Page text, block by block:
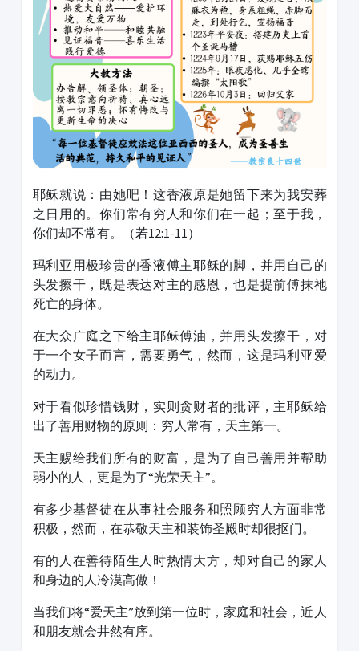
耶稣就说：由她吧！这香液原是她留下来为我安葬
之日用的。你们常有穷人和你们在一起；至于我，
你们却不常有。（若12:1-11）
玛利亚用极珍贵的香液傅主耶稣的脚，并用自己的
头发擦干，既是表达对主的感恩，也是提前傅抹祂
死亡的身体。
在大众广庭之下给主耶稣傅油，并用头发擦干，对
于一个女子而言，需要勇气，然而，这是玛利亚爱
的动力。
对于看似珍惜钱财，实则贪财者的批评，主耶稣给
出了善用财物的原则：穷人常有，天主第一。
天主赐给我们所有的财富，是为了自己善用并帮助
弱小的人，更是为了“光荣天主”。
有多少基督徒在从事社会服务和照顾穷人方面非常
积极，然而，在恭敬天主和装饰圣殿时却很抠门。
有的人在善待陌生人时热情大方，却对自己的家人
和身边的人冷漠高傲！
当我们将“爱天主”放到第一位时，家庭和社会，近人
和朋友就会井然有序。